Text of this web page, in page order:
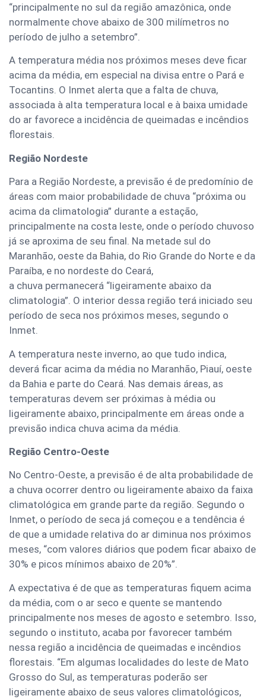
“principalmente no sul da região amazônica, onde
normalmente chove abaixo de 300 milímetros no
período de julho a setembro”.
A temperatura média nos próximos meses deve ficar
acima da média, em especial na divisa entre o Pará e
Tocantins. O Inmet alerta que a falta de chuva,
associada à alta temperatura local e à baixa umidade
do ar favorece a incidência de queimadas e incêndios
florestais.
Região Nordeste
Para a Região Nordeste, a previsão é de predomínio de
áreas com maior probabilidade de chuva “próxima ou
acima da climatologia” durante a estação,
principalmente na costa leste, onde o período chuvoso
já se aproxima de seu final. Na metade sul do
Maranhão, oeste da Bahia, do Rio Grande do Norte e da
Paraíba, e no nordeste do Ceará,
a chuva permanecerá “ligeiramente abaixo da
climatologia”. O interior dessa região terá iniciado seu
período de seca nos próximos meses, segundo o
Inmet.
A temperatura neste inverno, ao que tudo indica,
deverá ficar acima da média no Maranhão, Piauí, oeste
da Bahia e parte do Ceará. Nas demais áreas, as
temperaturas devem ser próximas à média ou
ligeiramente abaixo, principalmente em áreas onde a
previsão indica chuva acima da média.
Região Centro-Oeste
No Centro-Oeste, a previsão é de alta probabilidade de
a chuva ocorrer dentro ou ligeiramente abaixo da faixa
climatológica em grande parte da região. Segundo o
Inmet, o período de seca já começou e a tendência é
de que a umidade relativa do ar diminua nos próximos
meses, “com valores diários que podem ficar abaixo de
30% e picos mínimos abaixo de 20%”.
A expectativa é de que as temperaturas fiquem acima
da média, com o ar seco e quente se mantendo
principalmente nos meses de agosto e setembro. Isso,
segundo o instituto, acaba por favorecer também
nessa região a incidência de queimadas e incêndios
florestais. “Em algumas localidades do leste de Mato
Grosso do Sul, as temperaturas poderão ser
ligeiramente abaixo de seus valores climatológicos,